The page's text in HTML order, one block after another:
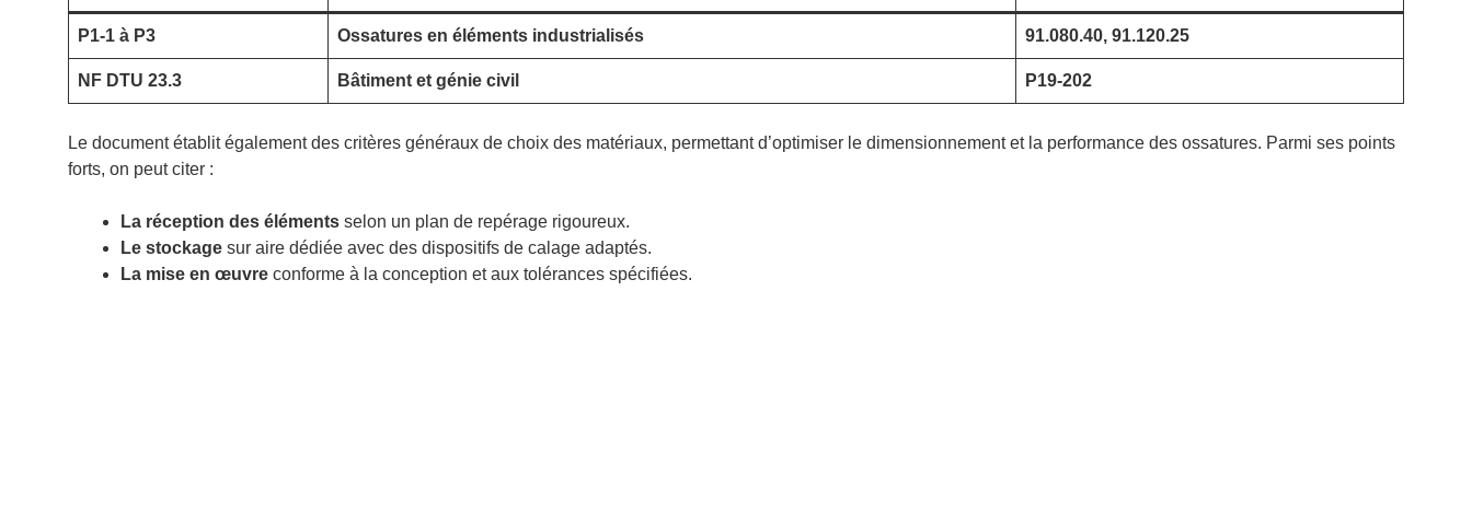
P1-1 à P3 Ossatures en éléments industrialisés 91.080.40, 91.120.25
NF DTU 23.3 Bâtiment et génie civil P19-202
Le document établit également des critères généraux de choix des matériaux, permettant d’optimiser le dimensionnement et la performance des ossatures. Parmi ses points
forts, on peut citer :
La réception des éléments selon un plan de repérage rigoureux.
Le stockage sur aire dédiée avec des dispositifs de calage adaptés.
La mise en œuvre conforme à la conception et aux tolérances spécifiées.